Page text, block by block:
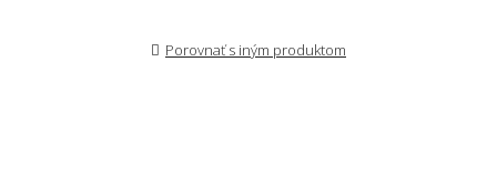
Porovnať s iným produktom